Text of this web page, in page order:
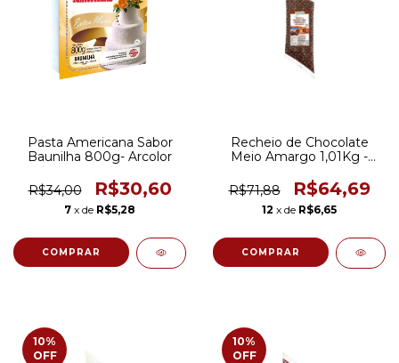
Pasta Americana Sabor
Baunilha 800g- Arcolor
R$34,00 R$30,60
7 x de R$5,28
Recheio de Chocolate
Meio Amargo 1,01Kg -
R$71,88
R$64,69
12 x de R$6,65
10%
OFF
10%
OFF